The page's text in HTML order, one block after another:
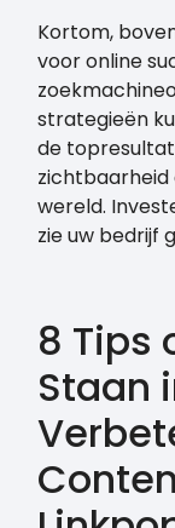
Kortom,
voor online
strategieën
de
zichtbaarheid
wereld.
zie uw bedrijf
8 Tips
Staan